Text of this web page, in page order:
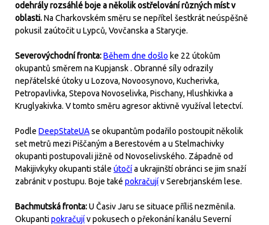
odehrály rozsáhlé boje a několik ostřelování různých míst v
oblasti.Na Charkovském směru se nepřítel šestkrát neúspěšně
pokusil zaútočit u Lypců, Vovčanska a Starycje.
Severovýchodní fronta:Během dne došlo ke 22 útokům
okupantů směrem na Kupjansk . Obranné síly odrazily
nepřátelské útoky u Lozova, Novoosynovo, Kucherivka,
Petropavlivka, Stepova Novoselivka, Pischany, Hlushkivka a
Kruglyakivka. V tomto směru agresor aktivně využíval letectví.
Podle DeepStateUAse okupantům podařilo postoupit několik
set metrů mezi Piščaným a Berestovém a u Stelmachivky
okupanti postupovali jižně od Novoselivského. Západně od
Makijivkyky okupanti stále útočía ukrajinští obránci se jim snaží
zabránit v postupu. Boje také pokračujív Serebrjanském lese.
Bachmutská fronta:U Časiv Jaru se situace příliš nezměnila.
Okupantipokračujív pokusech o překonání kanálu Severní